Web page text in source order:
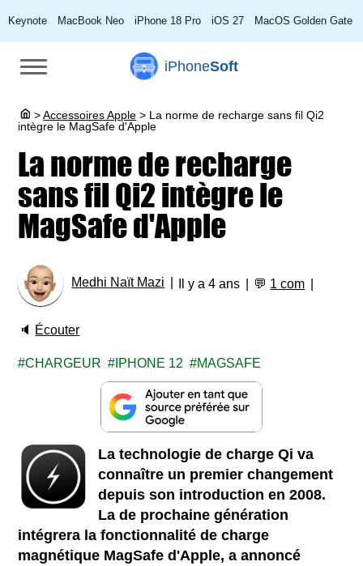
Keynote MacBook Neo iPhone 18 Pro iOS 27 MacOS Golden Gate
iPhoneSoft
> Accessoires Apple > La norme de recharge sans fil Qi2
intègre le MagSafe d'Apple
La norme de recharge
sans fil Qi2 intègre le
MagSafe d'Apple
Medhi Naït Mazi Il y a 4 ans 💬 1 com
🔈 Écouter
CHARGEUR IPHONE 12 MAGSAFE
La technologie de charge Qi va
connaître un premier changement
depuis son introduction en 2008.
La de prochaine génération
intégrera la fonctionnalité de charge
magnétique MagSafe d'Apple, a annoncé